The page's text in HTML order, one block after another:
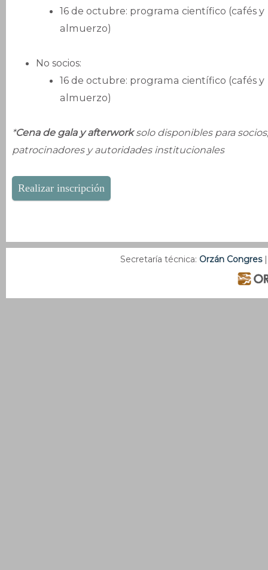
16 de octubre: programa científico (cafés y
almuerzo)
No socios:
16 de octubre: programa científico (cafés y
almuerzo)
*Cena de gala y afterworksolo disponibles para socios,
patrocinadores y autoridades institucionales
Realizar inscripción
Secretaría técnica: Orzán Congres|